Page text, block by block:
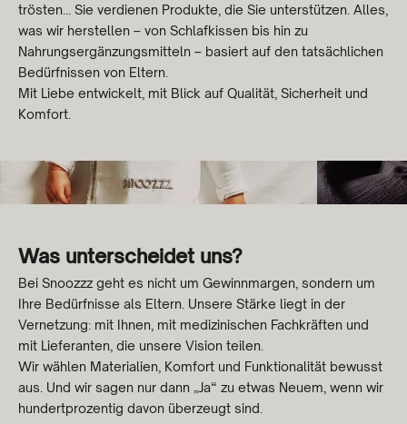
trösten… Sie verdienen Produkte, die Sie unterstützen. Alles,
was wir herstellen – von Schlafkissen bis hin zu
Nahrungsergänzungsmitteln – basiert auf den tatsächlichen
Bedürfnissen von Eltern.
Mit Liebe entwickelt, mit Blick auf Qualität, Sicherheit und
Komfort.
Was unterscheidet uns?
Bei Snoozzz geht es nicht um Gewinnmargen, sondern um
Ihre Bedürfnisse als Eltern. Unsere Stärke liegt in der
Vernetzung: mit Ihnen, mit medizinischen Fachkräften und
mit Lieferanten, die unsere Vision teilen.
Wir wählen Materialien, Komfort und Funktionalität bewusst
aus. Und wir sagen nur dann „Ja“ zu etwas Neuem, wenn wir
hundertprozentig davon überzeugt sind.